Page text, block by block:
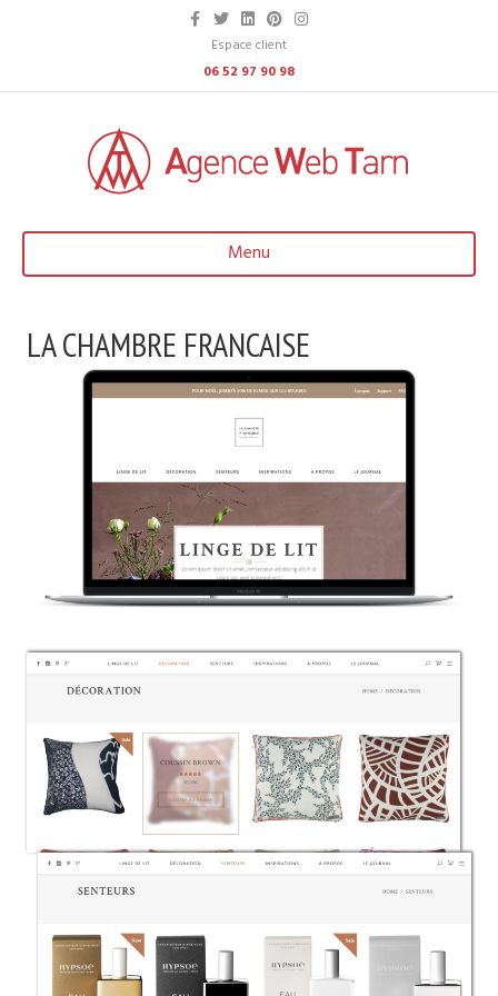
FacebookTwitterLinkedinPinterestInstagram
Espace client
06 52 97 90 98
Menu
LA CHAMBRE FRANCAISE